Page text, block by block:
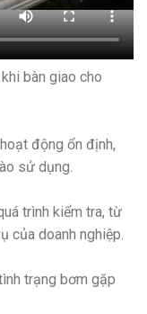
bàn giao cho
động ổn định,
sử dụng.
trình kiểm tra, từ
của doanh nghiệp.
trạng bơm gặp